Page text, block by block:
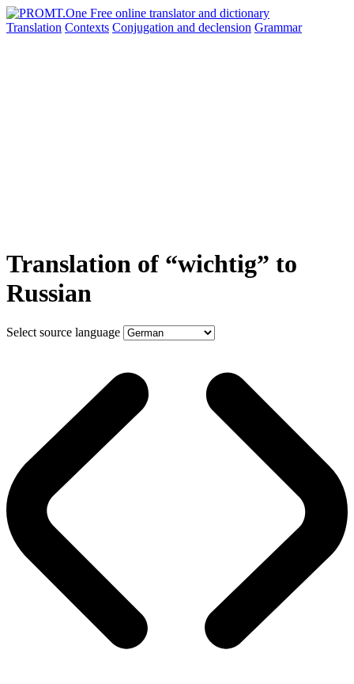
Translation Contexts Conjugation and declension Grammar
Translation of “wichtig” to
Russian
Select source language